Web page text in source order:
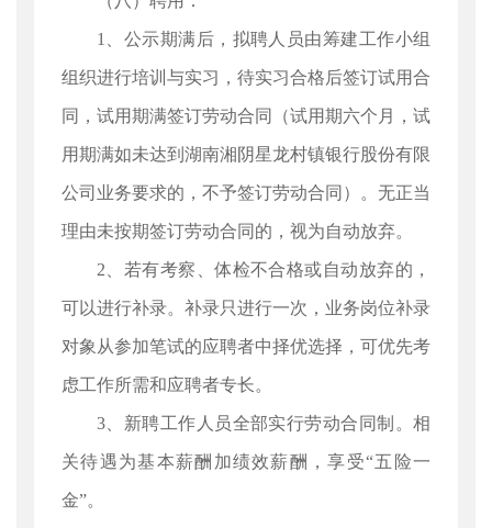
1、公示期满后，拟聘人员由筹建工作小组
组织进行培训与实习，待实习合格后签订试用合
同，试用期满签订劳动合同（试用期六个月，试
用期满如未达到湖南湘阴星龙村镇银行股份有限
公司业务要求的，不予签订劳动合同）。无正当
理由未按期签订劳动合同的，视为自动放弃。
2、若有考察、体检不合格或自动放弃的，
可以进行补录。补录只进行一次，业务岗位补录
对象从参加笔试的应聘者中择优选择，可优先考
虑工作所需和应聘者专长。
3、新聘工作人员全部实行劳动合同制。相
关待遇为基本薪酬加绩效薪酬，享受“五险一
金”。